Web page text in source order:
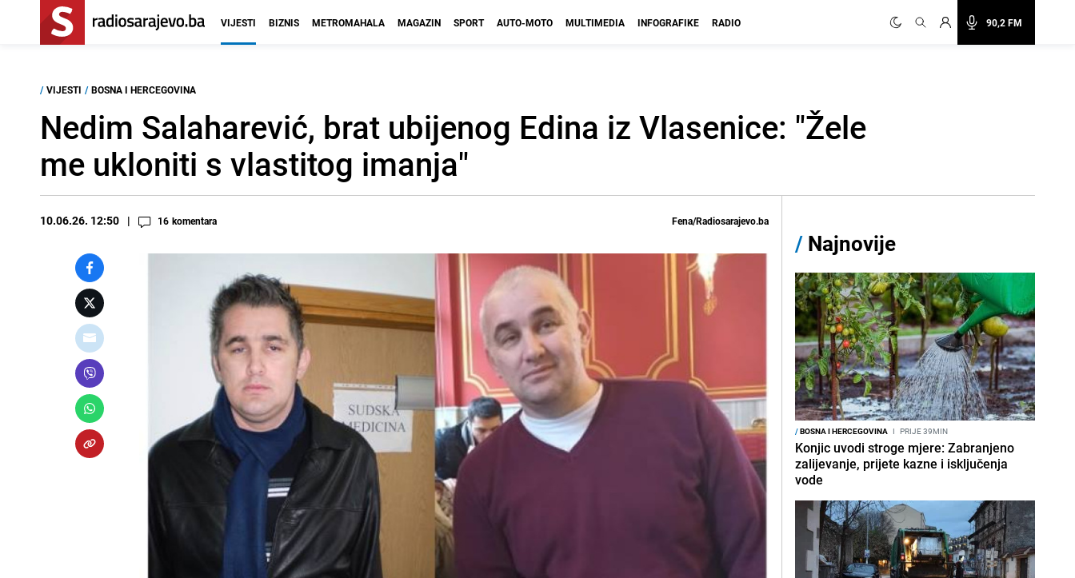
90,2 FM
VIJESTI BIZNIS METROMAHALA MAGAZIN SPORT AUTO-MOTO MULTIMEDIA INFOGRAFIKE RADIO
/ VIJESTI / BOSNA I HERCEGOVINA
Nedim Salaharević, brat ubijenog Edina iz Vlasenice: "Žele
me ukloniti s vlastitog imanja"
10.06.26. 12:50 16 komentara Fena/Radiosarajevo.ba
/ Najnovije
/BOSNA I HERCEGOVINA I PRIJE 39MIN
Konjic uvodi stroge mjere: Zabranjeno
zalijevanje, prijete kazne i isključenja
vode